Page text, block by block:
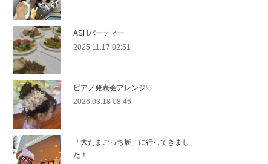
ASHパーティー
2025.11.17 02:51
ピアノ発表会アレンジ♡
2026.03.18 08:46
「大たまごっち展」に行ってきまし
た！